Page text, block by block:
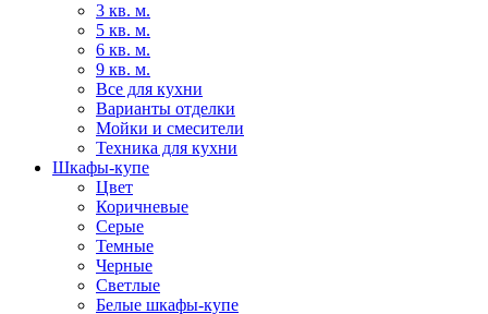
3 кв. м.
5 кв. м.
6 кв. м.
9 кв. м.
Все для кухни
Варианты отделки
Мойки и смесители
Техника для кухни
Шкафы-купе
Цвет
Коричневые
Серые
Темные
Черные
Светлые
Белые шкафы-купе